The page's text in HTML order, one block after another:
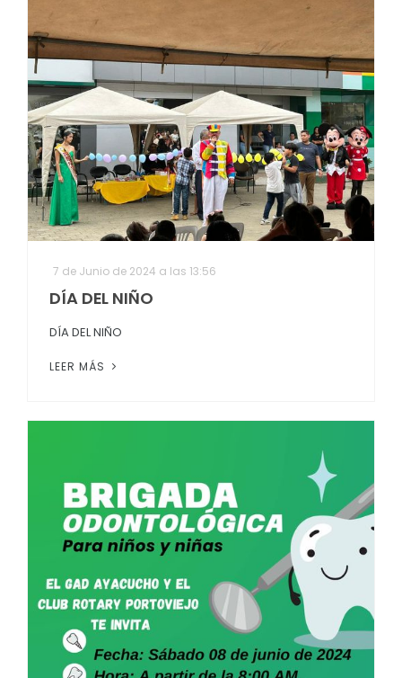
7 de Junio de 2024 a las 13:56
DÍA DEL NIÑO
DÍA DEL NIÑO
LEER MÁS